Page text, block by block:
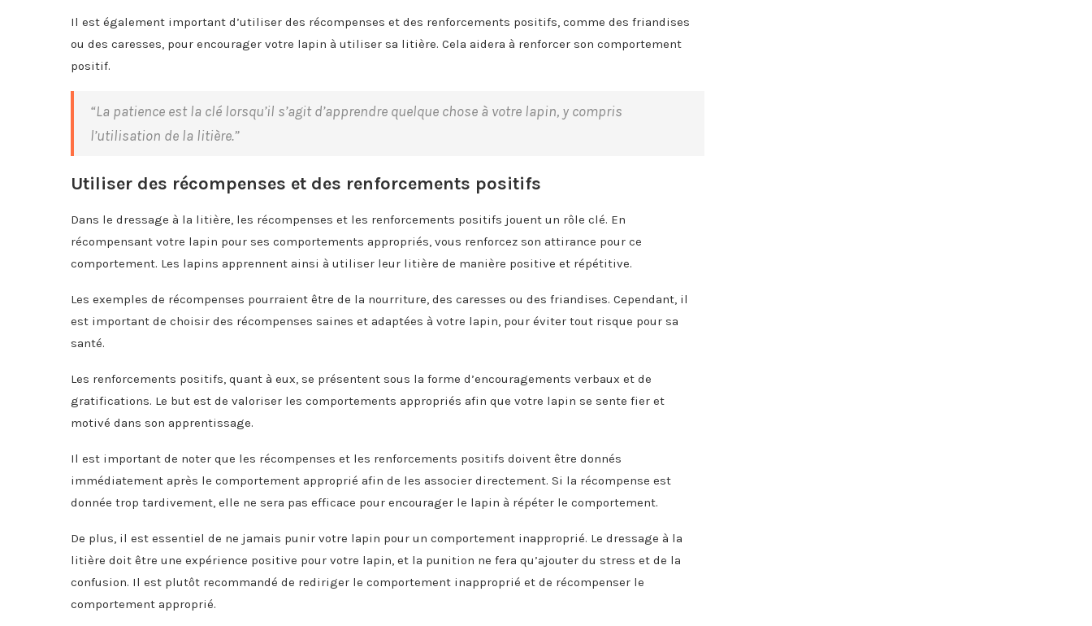
Il est également important d’utiliser des récompenses et des renforcements positifs, comme des friandises
ou des caresses, pour encourager votre lapin à utiliser sa litière. Cela aidera à renforcer son comportement
positif.
“La patience est la clé lorsqu’il s’agit d’apprendre quelque chose à votre lapin, y compris
l’utilisation de la litière.”
Utiliser des récompenses et des renforcements positifs
Dans le dressage à la litière, les récompenses et les renforcements positifs jouent un rôle clé. En
récompensant votre lapin pour ses comportements appropriés, vous renforcez son attirance pour ce
comportement. Les lapins apprennent ainsi à utiliser leur litière de manière positive et répétitive.
Les exemples de récompenses pourraient être de la nourriture, des caresses ou des friandises. Cependant, il
est important de choisir des récompenses saines et adaptées à votre lapin, pour éviter tout risque pour sa
santé.
Les renforcements positifs, quant à eux, se présentent sous la forme d’encouragements verbaux et de
gratifications. Le but est de valoriser les comportements appropriés afin que votre lapin se sente fier et
motivé dans son apprentissage.
Il est important de noter que les récompenses et les renforcements positifs doivent être donnés
immédiatement après le comportement approprié afin de les associer directement. Si la récompense est
donnée trop tardivement, elle ne sera pas efficace pour encourager le lapin à répéter le comportement.
De plus, il est essentiel de ne jamais punir votre lapin pour un comportement inapproprié. Le dressage à la
litière doit être une expérience positive pour votre lapin, et la punition ne fera qu’ajouter du stress et de la
confusion. Il est plutôt recommandé de rediriger le comportement inapproprié et de récompenser le
comportement approprié.